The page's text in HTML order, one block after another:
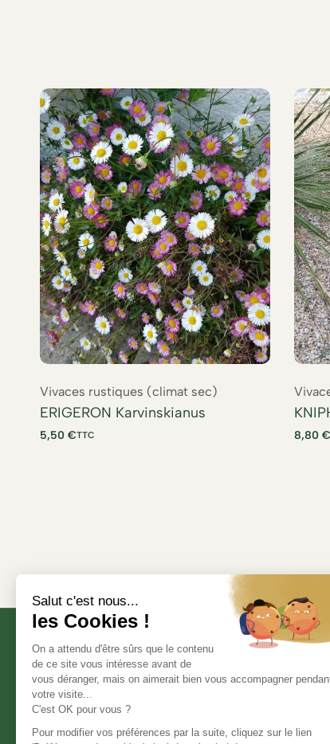
Vivaces rustiques (climat sec)
ERIGERON Karvinskianus
5,50 €TTC 8,80 €
Informations légales
Mention légales
Politique de confidentialité